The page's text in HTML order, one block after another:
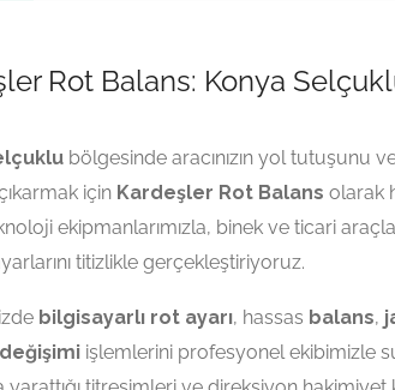
Rot Balans: Konya
bölgesinde aracınızın yol tutuşunu
için Kardeşler Rot Balans olarak
ekipmanlarımızla, binek ve ticari
titizlikle gerçekleştiriyoruz.
bilgisayarlı rot ayarı, hassas balans,
işlemlerini profesyonel ekibimizle